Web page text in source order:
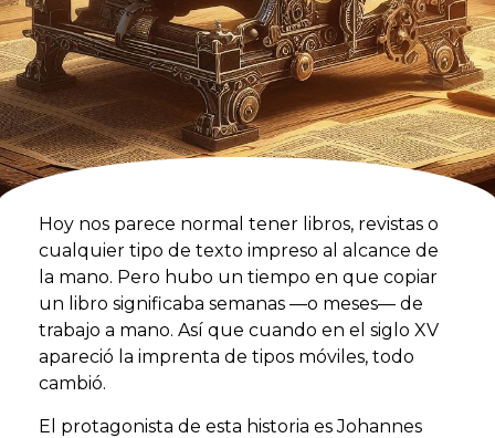
Hoy nos parece normal tener libros, revistas o
cualquier tipo de texto impreso al alcance de
la mano. Pero hubo un tiempo en que copiar
un libro significaba semanas —o meses— de
trabajo a mano. Así que cuando en el siglo XV
apareció la imprenta de tipos móviles, todo
cambió.
El protagonista de esta historia es Johannes